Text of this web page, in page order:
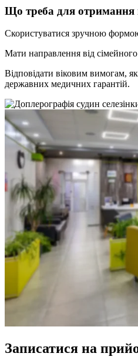
Що треба для отримання
Скористуватися зручною
Мати направлення від сімейного
Відповідати віковим вимогам,
державних медичних гарантій.
Записатися на